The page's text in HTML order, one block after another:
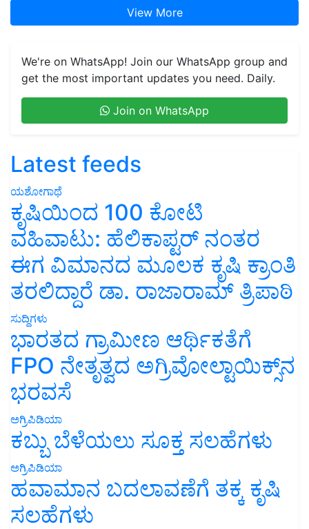
View More
We're on WhatsApp! Join our WhatsApp group and
get the most important updates you need. Daily.
Join on WhatsApp
Latest feeds
ಯಶೋಗಾಥೆ
ಕೃಷಿಯಿಂದ 100 ಕೋಟಿ
ವಹಿವಾಟು: ಹೆಲಿಕಾಪ್ಟರ್ ನಂತರ
ಈಗ ವಿಮಾನದ ಮೂಲಕ ಕೃಷಿ ಕ್ರಾಂತಿ
ತರಲಿದ್ದಾರೆ ಡಾ. ರಾಜಾರಾಮ್ ತ್ರಿಪಾಠಿ
ಸುದ್ದಿಗಳು
ಭಾರತದ ಗ್ರಾಮೀಣ ಆರ್ಥಿಕತೆಗೆ
FPO ನೇತೃತ್ವದ ಅಗ್ರಿವೋಲ್ಟಾಯಿಕ್ಸ್‌ನ
ಭರವಸೆ
ಅಗ್ರಿಪಿಡಿಯಾ
ಕಬ್ಬು ಬೆಳೆಯಲು ಸೂಕ್ತ ಸಲಹೆಗಳು
ಅಗ್ರಿಪಿಡಿಯಾ
ಹವಾಮಾನ ಬದಲಾವಣೆಗೆ ತಕ್ಕ ಕೃಷಿ
ಸಲಹೆಗಳು